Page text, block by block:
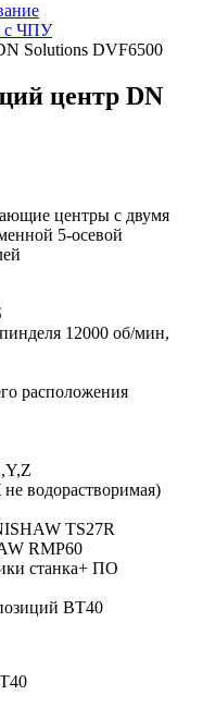
с ЧПУ
Solutions DVF6500
центр DN
центры с двумя
5-осевой
12000 об/мин,
расположения
водорастворимая)
TS27R
RMP60
станка+ ПО
BT40